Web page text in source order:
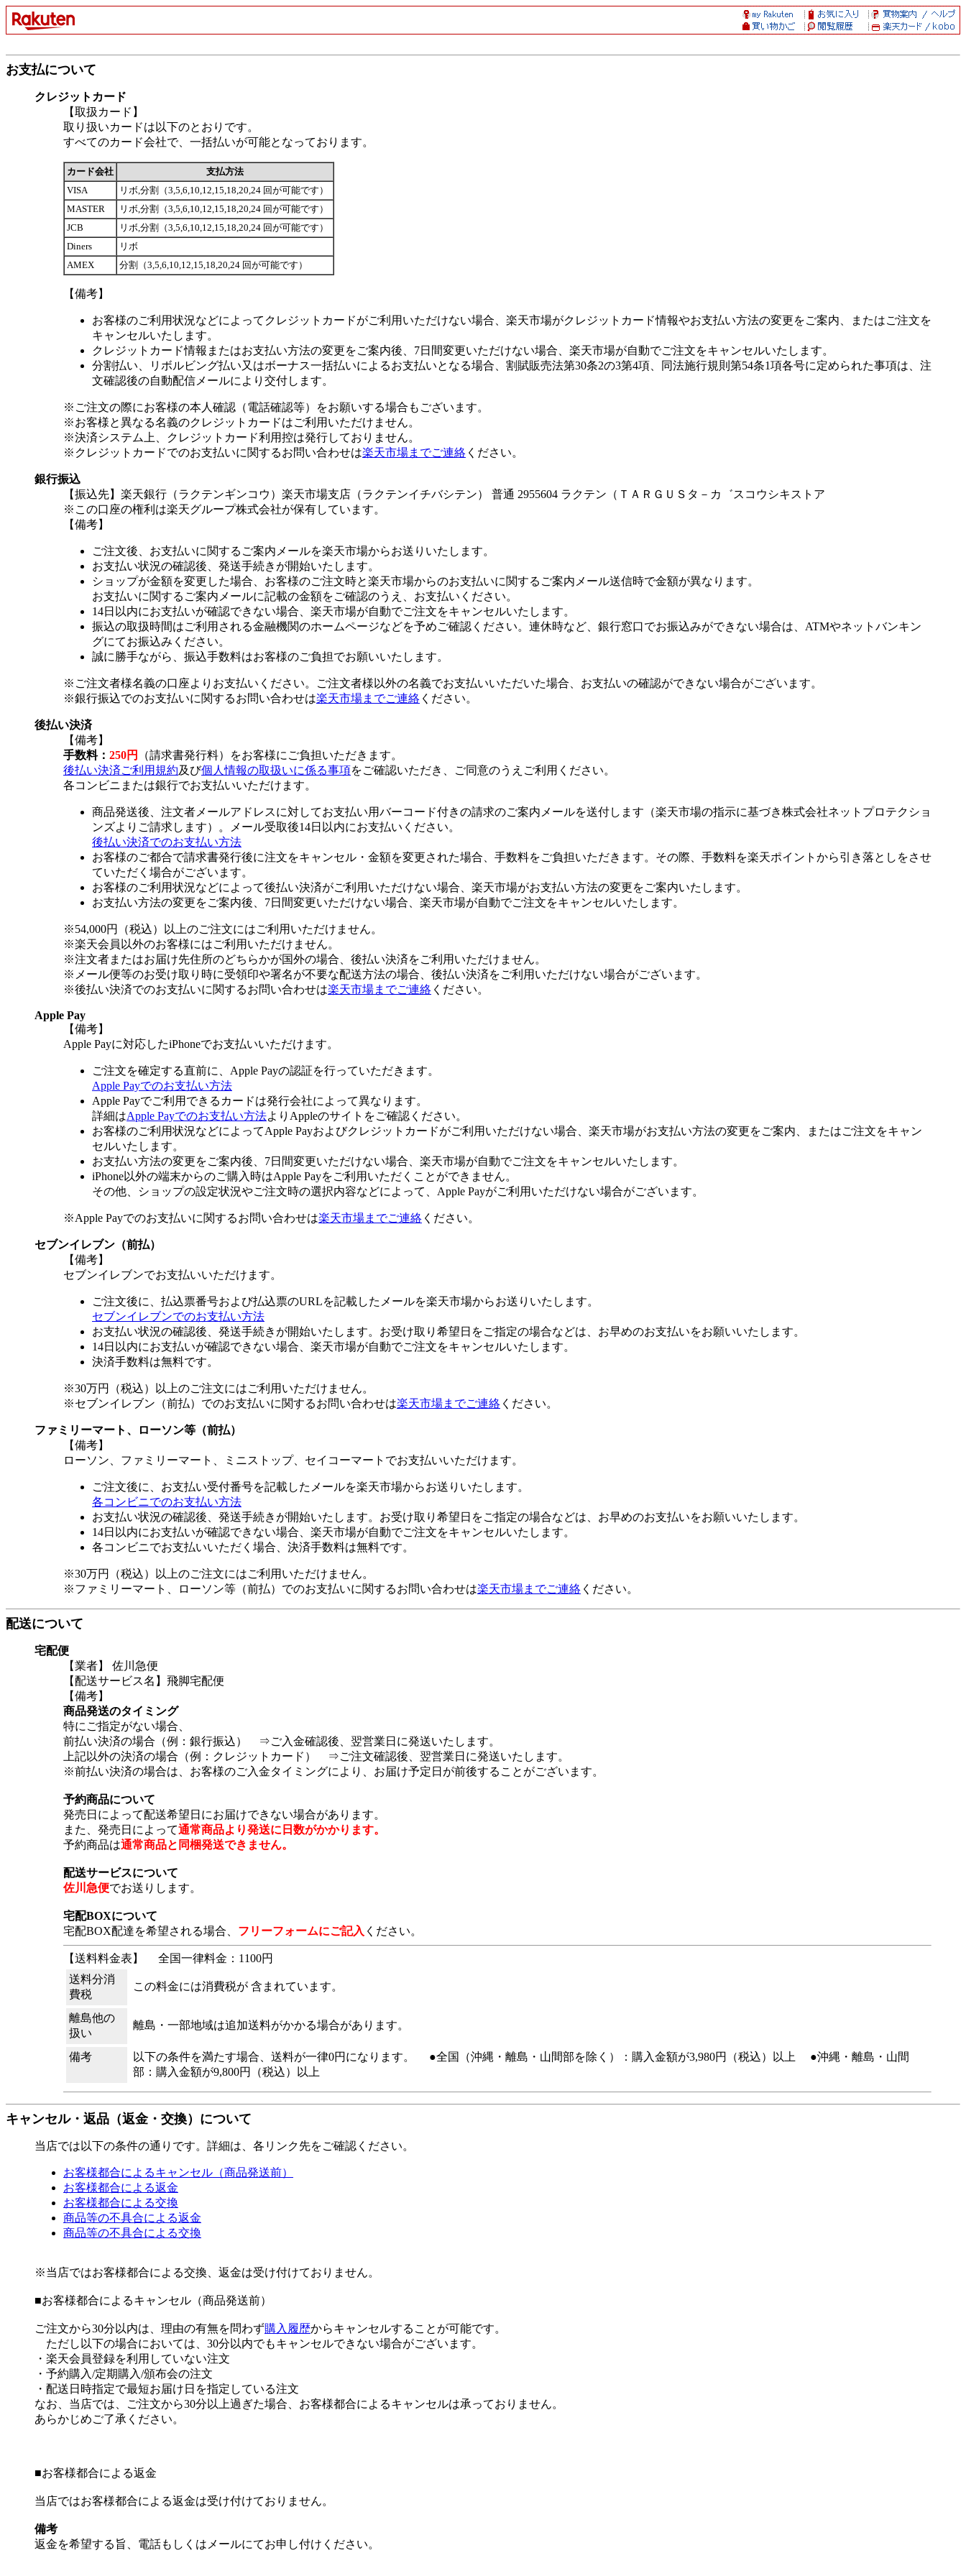
お支払について
クレジットカード
【取扱カード】
取り扱いカードは以下のとおりです。
すべてのカード会社で、一括払いが可能となっております。
カード会社
支払方法
VISA
リボ,分割（3,5,6,10,12,15,18,20,24 回が可能です）
MASTER
リボ,分割（3,5,6,10,12,15,18,20,24 回が可能です）
JCB
リボ,分割（3,5,6,10,12,15,18,20,24 回が可能です）
Diners
リボ
AMEX
分割（3,5,6,10,12,15,18,20,24 回が可能です）
【備考】
お客様のご利用状況などによってクレジットカードがご利用いただけない場合、楽天市場がクレジットカード情報やお支払い方法の変更をご案内、またはご注文を
キャンセルいたします。
クレジットカード情報またはお支払い方法の変更をご案内後、7日間変更いただけない場合、楽天市場が自動でご注文をキャンセルいたします。
分割払い、リボルビング払い又はボーナス一括払いによるお支払いとなる場合、割賦販売法第30条2の3第4項、同法施行規則第54条1項各号に定められた事項は、注
文確認後の自動配信メールにより交付します。
※ご注文の際にお客様の本人確認（電話確認等）をお願いする場合もございます。
※お客様と異なる名義のクレジットカードはご利用いただけません。
※決済システム上、クレジットカード利用控は発行しておりません。
※クレジットカードでのお支払いに関するお問い合わせは楽天市場までご連絡 ください。
銀行振込
【振込先】楽天銀行（ラクテンギンコウ）楽天市場支店（ラクテンイチバシテン） 普通 2955604 ラクテン（ＴＡＲＧＵＳタ－カ゛スコウシキストア
※この口座の権利は楽天グループ株式会社が保有しています。
【備考】
ご注文後、お支払いに関するご案内メールを楽天市場からお送りいたします。
お支払い状況の確認後、発送手続きが開始いたします。
ショップが金額を変更した場合、お客様のご注文時と楽天市場からのお支払いに関するご案内メール送信時で金額が異なります。
お支払いに関するご案内メールに記載の金額をご確認のうえ、お支払いください。
14日以内にお支払いが確認できない場合、楽天市場が自動でご注文をキャンセルいたします。
振込の取扱時間はご利用される金融機関のホームページなどを予めご確認ください。連休時など、銀行窓口でお振込みができない場合は、ATMやネットバンキン
グにてお振込みください。
誠に勝手ながら、振込手数料はお客様のご負担でお願いいたします。
※ご注文者様名義の口座よりお支払いください。ご注文者様以外の名義でお支払いいただいた場合、お支払いの確認ができない場合がございます。
※銀行振込でのお支払いに関するお問い合わせは楽天市場までご連絡 ください。
後払い決済
【備考】
手数料： 250円
（請求書発行料）をお客様にご負担いただきます。
後払い決済ご利用規約及び個人情報の取扱いに係る事項をご確認いただき、ご同意のうえご利用ください。
各コンビニまたは銀行でお支払いいただけます。
商品発送後、注文者メールアドレスに対してお支払い用バーコード付きの請求のご案内メールを送付します（楽天市場の指示に基づき株式会社ネットプロテクショ
ンズよりご請求します）。メール受取後14日以内にお支払いください。
後払い決済でのお支払い方法
お客様のご都合で請求書発行後に注文をキャンセル・金額を変更された場合、手数料をご負担いただきます。その際、手数料を楽天ポイントから引き落としをさせ
ていただく場合がございます。
お客様のご利用状況などによって後払い決済がご利用いただけない場合、楽天市場がお支払い方法の変更をご案内いたします。
お支払い方法の変更をご案内後、7日間変更いただけない場合、楽天市場が自動でご注文をキャンセルいたします。
※54,000円（税込）以上のご注文にはご利用いただけません。
※楽天会員以外のお客様にはご利用いただけません。
※注文者またはお届け先住所のどちらかが国外の場合、後払い決済をご利用いただけません。
※メール便等のお受け取り時に受領印や署名が不要な配送方法の場合、後払い決済をご利用いただけない場合がございます。
※後払い決済でのお支払いに関するお問い合わせは楽天市場までご連絡 ください。
Apple Pay
【備考】
Apple Payに対応したiPhoneでお支払いいただけます。
ご注文を確定する直前に、Apple Payの認証を行っていただきます。
Apple Payでのお支払い方法
Apple Payでご利用できるカードは発行会社によって異なります。
詳細はApple Payでのお支払い方法よりAppleのサイトをご確認ください。
お客様のご利用状況などによってApple Payおよびクレジットカードがご利用いただけない場合、楽天市場がお支払い方法の変更をご案内、またはご注文をキャン
セルいたします。
お支払い方法の変更をご案内後、7日間変更いただけない場合、楽天市場が自動でご注文をキャンセルいたします。
iPhone以外の端末からのご購入時はApple Payをご利用いただくことができません。
その他、ショップの設定状況やご注文時の選択内容などによって、Apple Payがご利用いただけない場合がございます。
※Apple Payでのお支払いに関するお問い合わせは楽天市場までご連絡 ください。
セブンイレブン（前払）
【備考】
セブンイレブンでお支払いいただけます。
ご注文後に、払込票番号および払込票のURLを記載したメールを楽天市場からお送りいたします。
セブンイレブンでのお支払い方法
お支払い状況の確認後、発送手続きが開始いたします。お受け取り希望日をご指定の場合などは、お早めのお支払いをお願いいたします。
14日以内にお支払いが確認できない場合、楽天市場が自動でご注文をキャンセルいたします。
決済手数料は無料です。
※30万円（税込）以上のご注文にはご利用いただけません。
※セブンイレブン（前払）でのお支払いに関するお問い合わせは楽天市場までご連絡 ください。
ファミリーマート、ローソン等（前払）
【備考】
ローソン、ファミリーマート、ミニストップ、セイコーマートでお支払いいただけます。
ご注文後に、お支払い受付番号を記載したメールを楽天市場からお送りいたします。
各コンビニでのお支払い方法
お支払い状況の確認後、発送手続きが開始いたします。お受け取り希望日をご指定の場合などは、お早めのお支払いをお願いいたします。
14日以内にお支払いが確認できない場合、楽天市場が自動でご注文をキャンセルいたします。
各コンビニでお支払いいただく場合、決済手数料は無料です。
※30万円（税込）以上のご注文にはご利用いただけません。
※ファミリーマート、ローソン等（前払）でのお支払いに関するお問い合わせは楽天市場までご連絡 ください。
配送について
宅配便
【業者】 佐川急便
【配送サービス名】飛脚宅配便
【備考】
商品発送のタイミング
特にご指定がない場合、
前払い決済の場合（例：銀行振込） ⇒ご入金確認後、翌営業日に発送いたします。
上記以外の決済の場合（例：クレジットカード） ⇒ご注文確認後、翌営業日に発送いたします。
※前払い決済の場合は、お客様のご入金タイミングにより、お届け予定日が前後することがございます。
予約商品について
発売日によって配送希望日にお届けできない場合があります。
また、発売日によって通常商品より発送に日数がかかります。
予約商品は通常商品と同梱発送できません。
配送サービスについて
佐川急便でお送りします。
宅配BOXについて
宅配BOX配達を希望される場合、 フリーフォームにご記入 ください。
【送料料金表】
全国一律料金：1100円
送料分消
費税
この料金には消費税が 含まれています。
離島他の
扱い
離島・一部地域は追加送料がかかる場合があります。
備考
以下の条件を満たす場合、送料が一律0円になります。 ●全国（沖縄・離島・山間部を除く）：購入金額が3,980円（税込）以上 ●沖縄・離島・山間
部：購入金額が9,800円（税込）以上
キャンセル・返品（返金・交換）について
当店では以下の条件の通りです。詳細は、各リンク先をご確認ください。
お客様都合によるキャンセル（商品発送前）
お客様都合による返金
お客様都合による交換
商品等の不具合による返金
商品等の不具合による交換
※当店ではお客様都合による交換、返金は受け付けておりません。
■お客様都合によるキャンセル（商品発送前）
ご注文から30分以内は、理由の有無を問わず購入履歴からキャンセルすることが可能です。
ただし以下の場合においては、30分以内でもキャンセルできない場合がございます。
・楽天会員登録を利用していない注文
・予約購入/定期購入/頒布会の注文
・配送日時指定で最短お届け日を指定している注文
なお、当店では、ご注文から30分以上過ぎた場合、お客様都合によるキャンセルは承っておりません。
あらかじめご了承ください。
■お客様都合による返金
当店ではお客様都合による返金は受け付けておりません。
備考
返金を希望する旨、電話もしくはメールにてお申し付けください。